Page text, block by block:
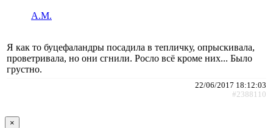
A.M.
Я как то буцефаландры посадила в тепличку, опрыскивала,
проветривала, но они сгнили. Росло всё кроме них... Было
грустно.
22/06/2017 18:12:03
#2388110
×